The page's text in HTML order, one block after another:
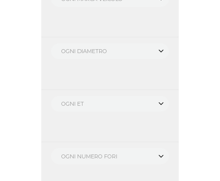
OGNI DIAMETRO
OGNI ET
OGNI NUMERO FORI